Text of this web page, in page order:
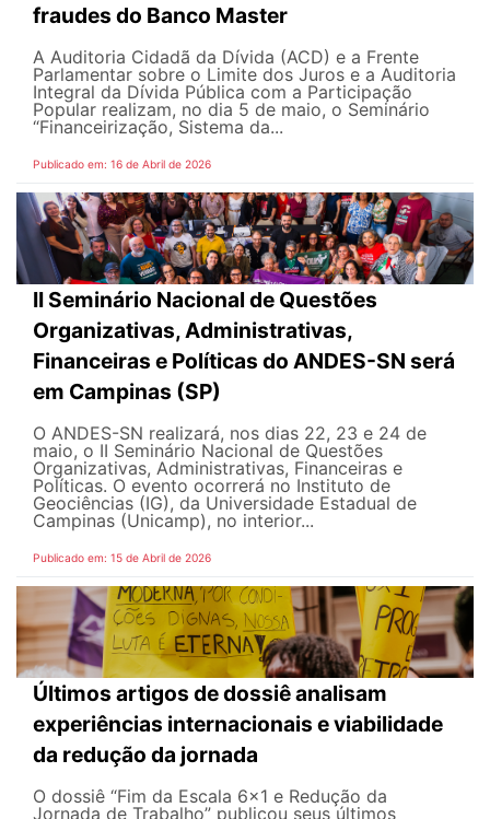
fraudes do Banco Master
A Auditoria Cidadã da Dívida (ACD) e a Frente
Parlamentar sobre o Limite dos Juros e a Auditoria
Integral da Dívida Pública com a Participação
Popular realizam, no dia 5 de maio, o Seminário
“Financeirização, Sistema da...
Publicado em: 16 de Abril de 2026
II Seminário Nacional de Questões
Organizativas, Administrativas,
Financeiras e Políticas do ANDES-SN será
em Campinas (SP)
O ANDES-SN realizará, nos dias 22, 23 e 24 de
maio, o II Seminário Nacional de Questões
Organizativas, Administrativas, Financeiras e
Políticas. O evento ocorrerá no Instituto de
Geociências (IG), da Universidade Estadual de
Campinas (Unicamp), no interior...
Publicado em: 15 de Abril de 2026
Últimos artigos de dossiê analisam
experiências internacionais e viabilidade
da redução da jornada
O dossiê “Fim da Escala 6×1 e Redução da
Jornada de Trabalho” publicou seus últimos